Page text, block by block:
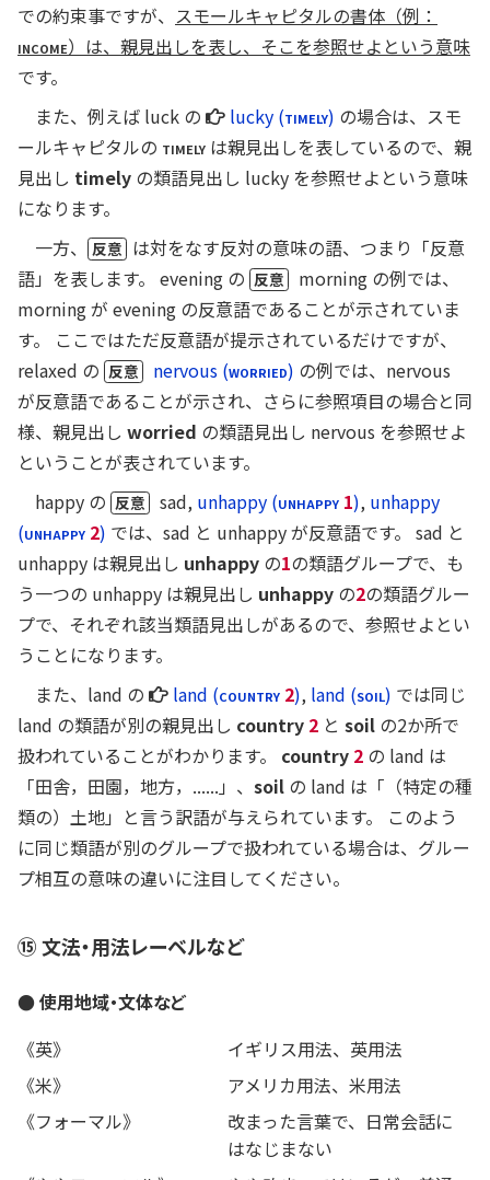
目
項
目
項
目
での約束事ですが、 スモールキャピタルの書体（例：
INCOME）は、親見出しを表し、そこを参照せよという意味
です。
また、例えば luck の
参
照
項
lucky (TIMELY) の場合は、スモ
ールキャピタルの TIMELY は親見出しを表しているので、親
見出し timely の類語見出し lucky を参照せよという意味
になります。
一方、
反意 は対をなす反対の意味の語、つまり「反意
語」を表します。 evening の 反意
morning の例では、
morning が evening の反意語であることが示されていま
す。 ここではただ反意語が提示されているだけですが、
relaxed の 反意 nervous (WORRIED) の例では、nervous
が反意語であることが示され、さらに参照項目の場合と同
様、親見出し worried の類語見出し nervous を参照せよ
ということが表されています。
happy の 反意 sad, unhappy (UNHAPPY 1), unhappy
(UNHAPPY 2) では、sad と unhappy が反意語です。 sad と
unhappy は親見出し unhappy の1の類語グループで、も
う一つの unhappy は親見出し unhappy の2の類語グルー
プで、それぞれ該当類語見出しがあるので、参照せよとい
うことになります。
また、land の
参
照
項
目
land (COUNTRY 2), land (SOIL) では同じ
land の類語が別の親見出し country 2 と soil の2か所で
扱われていることがわかります。 country 2 の land は
「田舎，田園，地方，......」、 soil の land は「（特定の種
類の）土地」と言う訳語が与えられています。 このよう
に同じ類語が別のグループで扱われている場合は、グルー
プ相互の意味の違いに注目してください。
⑮ 文法・用法レーベルなど
● 使用地域・文体など
《英》
イギリス用法、英用法
《米》
アメリカ用法、米用法
《フォーマル》
改まった言葉で、日常会話に
はなじまない